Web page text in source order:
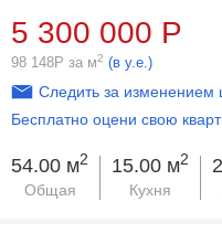
5 300 000 Р
98 148Р за м2 (в у.е.)
Следить за изменением
Бесплатно оцени свою
54.00 м2
Общая
15.00 м2
Кухня